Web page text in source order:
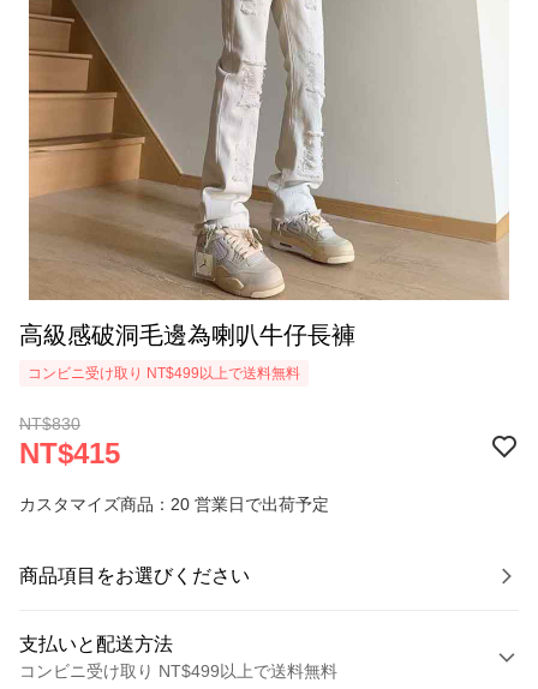
高級感破洞毛邊為喇叭牛仔長褲
コンビニ受け取り NT$499以上で送料無料
NT$830
NT$415
カスタマイズ商品：20 営業日で出荷予定
商品項目をお選びください
支払いと配送方法
コンビニ受け取り NT$499以上で送料無料